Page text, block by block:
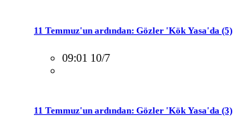
11 Temmuz'un ardından: Gözler 'Kök Yasa'da (5)
09:01 10/7
11 Temmuz'un ardından: Gözler 'Kök Yasa'da (3)